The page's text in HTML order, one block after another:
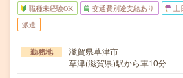
職種未経験OK 交通費別途支給あり 土
派遣
勤務地
滋賀県草津市
草津(滋賀県)駅から車10分